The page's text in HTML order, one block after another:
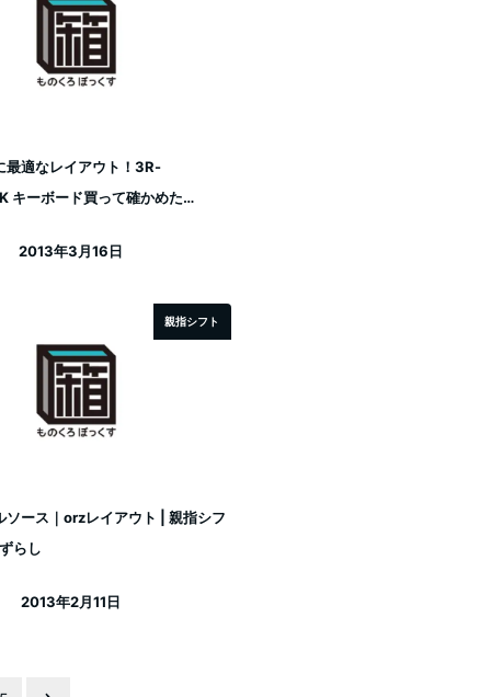
最適なレイアウト！3R-
キーボード買って確かめた…
2013年3月16日
親指シフト
ソース｜orzレイアウト | 親指シフ
らし
2013年2月11日